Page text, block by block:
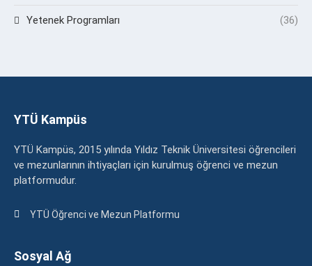
Yetenek Programları (36)
YTÜ Kampüs
YTÜ Kampüs, 2015 yılında Yıldız Teknik Üniversitesi öğrencileri
ve mezunlarının ihtiyaçları için kurulmuş öğrenci ve mezun
platformudur.
YTÜ Öğrenci ve Mezun Platformu
Sosyal Ağ